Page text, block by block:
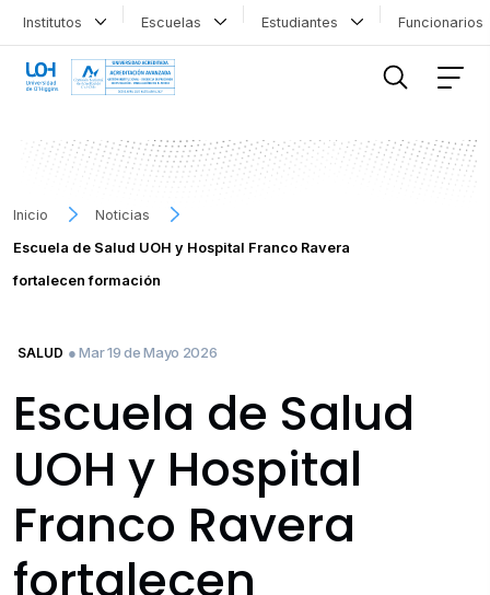
Institutos Escuelas Estudiantes
Inicio
Noticias
Escuela de Salud UOH y Hospital Franco Ravera
fortalecen formación
SALUD ● Mar 19 de Mayo 2026
Escuela de Salud
UOH y Hospital
Franco Ravera
fortalecen